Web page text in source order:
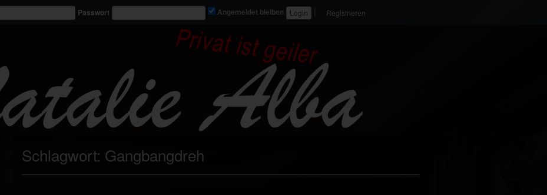
Passwort Angemeldet bleiben Registrieren
Schlagwort: Gangbangdreh